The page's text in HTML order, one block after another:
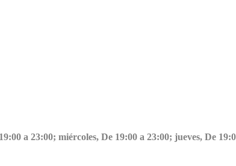
a 23:00; miércoles, De 19:00 a 23:00; jueves, De